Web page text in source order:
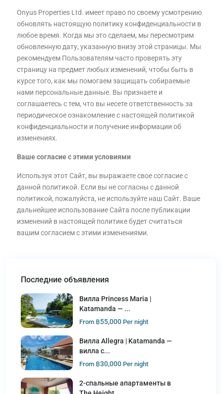
Onyus Properties Ltd. имеет право по своему усмотрению
обновлять настоящую политику конфиденциальности в
любое время. Когда мы это сделаем, мы пересмотрим
обновленную дату, указанную внизу этой страницы. Мы
рекомендуем Пользователям часто проверять эту
страницу на предмет любых изменений, чтобы быть в
курсе того, как мы помогаем защищать собираемые
нами персональные данные. Вы признаете и
соглашаетесь с тем, что вы несете ответственность за
периодическое ознакомление с настоящей политикой
конфиденциальности и получение информации об
изменениях.
Ваше согласие с этими условиями
Используя этот Сайт, вы выражаете свое согласие с
данной политикой. Если вы не согласны с данной
политикой, пожалуйста, не используйте наш Сайт. Ваше
дальнейшее использование Сайта после публикации
изменений в настоящей политике будет считаться
вашим согласием с этими изменениями.
Последние объявления
Вилла Princess Maria |
Katamanda — ...
From ฿55,000 Per night
Вилла Allegra | Katamanda —
вилла с...
From ฿30,000 Per night
2-спальные апартаменты в